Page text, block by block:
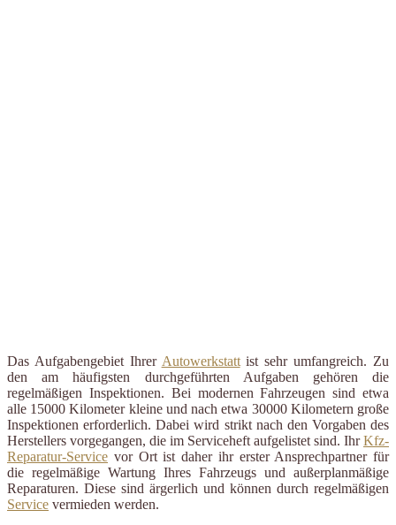
Das Aufgabengebiet Ihrer Autowerkstattist sehr umfangreich. Zu
den am häufigsten durchgeführten Aufgaben gehören die
regelmäßigen Inspektionen. Bei modernen Fahrzeugen sind etwa
alle 15000 Kilometer kleine und nach etwa 30000 Kilometern große
Inspektionen erforderlich. Dabei wird strikt nach den Vorgaben des
Herstellers vorgegangen, die im Serviceheft aufgelistet sind. IhrKfz-
Reparatur-Service vor Ort ist daher ihr erster Ansprechpartner für
die regelmäßige Wartung Ihres Fahrzeugs und außerplanmäßige
Reparaturen. Diese sind ärgerlich und können durch regelmäßigen
Service vermieden werden.